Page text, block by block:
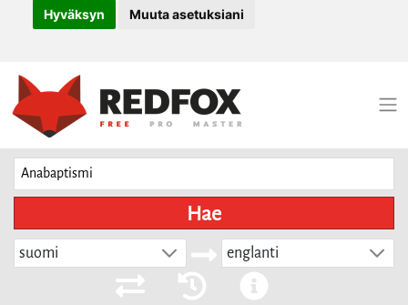
Hyväksyn Muuta asetuksiani
Hae
suomi englanti